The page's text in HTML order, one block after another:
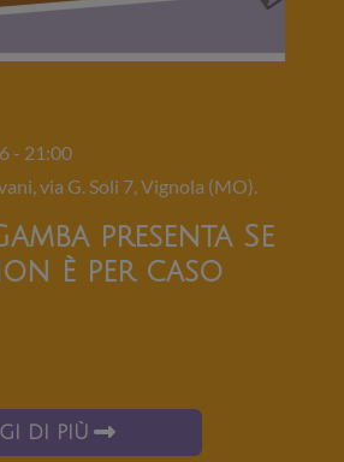
- 21:00
via G. Soli 7, Vignola (MO).
presenta Se
è per caso
DI PIÙ